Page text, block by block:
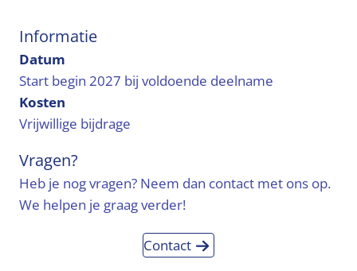
Informatie
Datum
Start begin 2027 bij voldoende deelname
Kosten
Vrijwillige bijdrage
Vragen?
Heb je nog vragen? Neem dan contact met ons op.
We helpen je graag verder!
Contact